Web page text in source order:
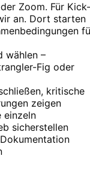
Zoom. Für Kick-
an. Dort starten
wählen –
Fig oder
kritische
zeigen
einzeln
sicherstellen